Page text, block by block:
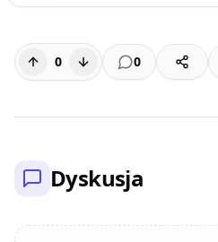
0 0
Dyskusja